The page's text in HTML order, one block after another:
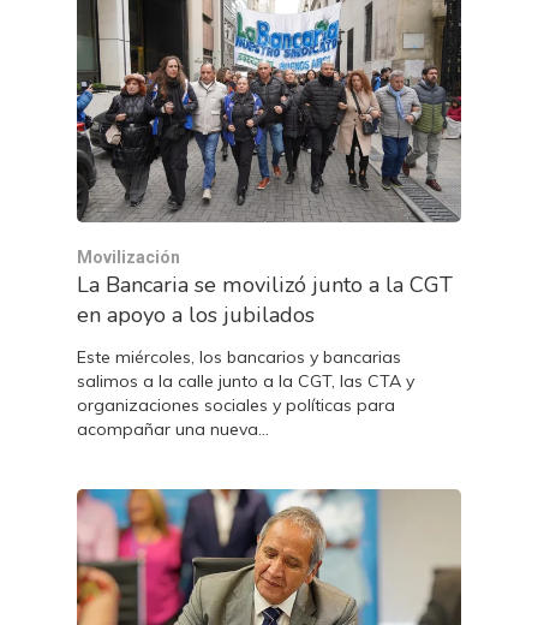
Movilización
La Bancaria se movilizó junto a la CGT
en apoyo a los jubilados
Este miércoles, los bancarios y bancarias
salimos a la calle junto a la CGT, las CTA y
organizaciones sociales y políticas para
acompañar una nueva…